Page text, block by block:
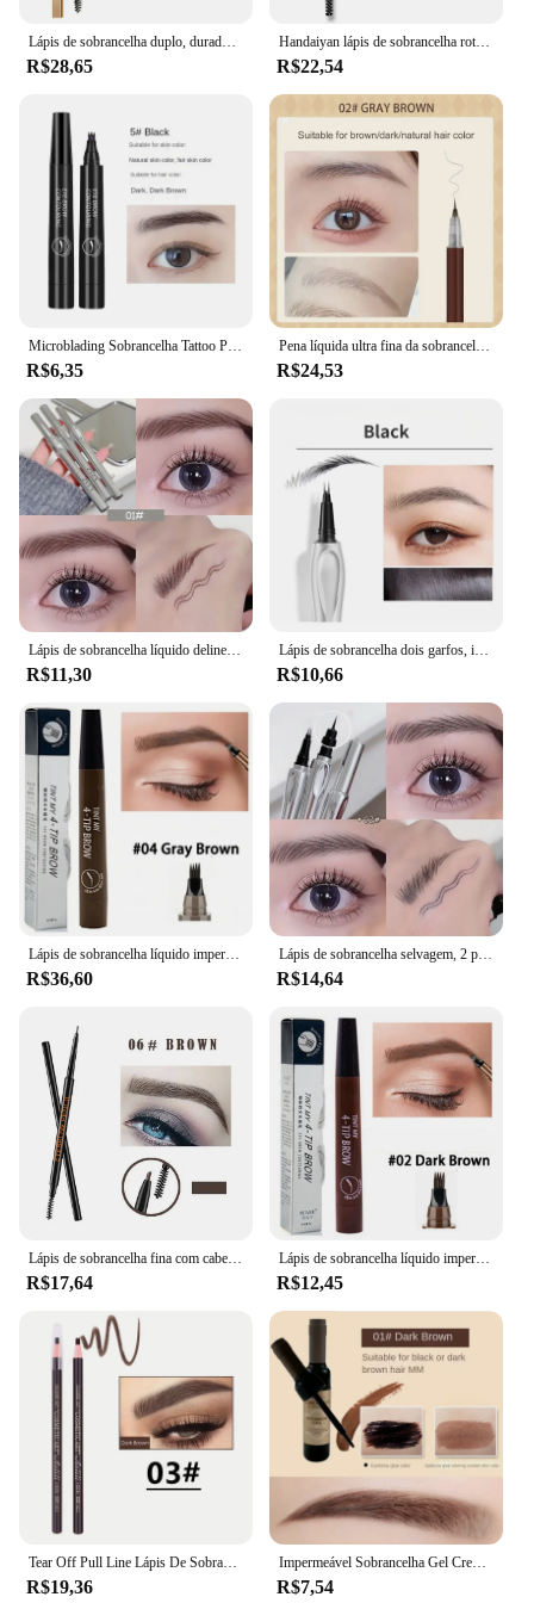
Lápis de sobrancelha duplo, duradouro, impermeável, resistente ao suor, ultra fino
R$28,65
Handaiyan lápis de sobrancelha rotativo automático, cabeça dupla, de longa duração, natural, impermeável, triângulo, maquiagem, 5 cores
R$22,54
Microblading Sobrancelha Tattoo Pen, impermeável 4 garfo ponta, de longa duração, Professional Fine Sketch, Enhance Stencil, Eye Brows Lápis
R$6,35
Pena líquida ultra fina da sobrancelha, lápis impermeável da composição, cor natural, não mancha, Biya, 0.01mm
R$24,53
R$11,30
Lápis de sobrancelha dois garfos, impermeável, não-manchas, delineador líquido extremamente fino, não-desbotamento, tridimensional
R$10,66
R$36,60
Lápis de sobrancelha selvagem, 2 pontos, duradouro, fácil de segurar, tatuagem de sobrancelha, impermeável, líquido fino deitado, Silkworm Brow Pen, maquiagem coreana
R$14,64
R$17,64
Lápis de sobrancelha líquido impermeável Microblade Brow Maquiagem Pen, Long Lasting Cosmetic, 4 Ponto
R$12,45
R$19,36
Impermeável Sobrancelha Gel Creme, Mulheres Maquiagem Tint, Sobrancelhas, Impermeável Tattoo Pen, Brush Kit, Dye Cosméticos, Enhancers
R$7,54